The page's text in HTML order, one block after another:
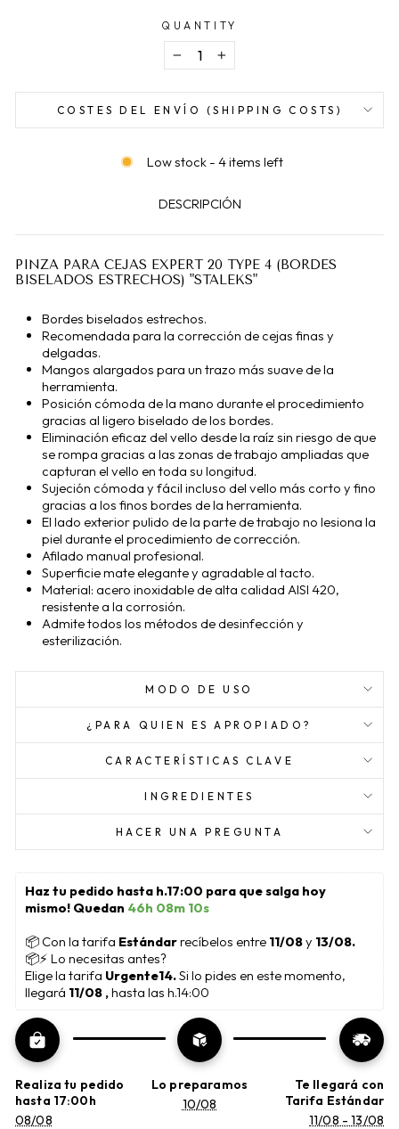
QUANTITY
+
COSTES DEL ENVÍO (SHIPPING COSTS)
Low stock - 4 items left
DESCRIPCIÓN
PINZA PARA CEJAS EXPERT 20 TYPE 4 (BORDES
BISELADOS ESTRECHOS) "STALEKS"
Bordes biselados estrechos.
Recomendada para la corrección de cejas finas y
delgadas.
Mangos alargados para un trazo más suave de la
herramienta.
Posición cómoda de la mano durante el procedimiento
gracias al ligero biselado de los bordes.
Eliminación eficaz del vello desde la raíz sin riesgo de que
se rompa gracias a las zonas de trabajo ampliadas que
capturan el vello en toda su longitud.
Sujeción cómoda y fácil incluso del vello más corto y fino
gracias a los finos bordes de la herramienta.
El lado exterior pulido de la parte de trabajo no lesiona la
piel durante el procedimiento de corrección.
Afilado manual profesional.
Superficie mate elegante y agradable al tacto.
Material: acero inoxidable de alta calidad AISI 420,
resistente a la corrosión.
Admite todos los métodos de desinfección y
esterilización.
MODO DE USO
¿PARA QUIEN ES APROPIADO?
CARACTERÍSTICAS CLAVE
INGREDIENTES
HACER UNA PREGUNTA
Haz tu pedido hasta h.17:00 para que salga hoy
mismo! Quedan 46h 08m 09s
📦 Con la tarifa Estándar recíbelos entre 11/08 y 13/08.
📦⚡ Lo necesitas antes?
Elige la tarifa Urgente14. Si lo pides en este momento,
llegará 11/08 , hasta las h.14:00
Realiza tu pedido
hasta 17:00h
08/08
Lo preparamos
10/08
Te llegará con
Tarifa Estándar
11/08 - 13/08